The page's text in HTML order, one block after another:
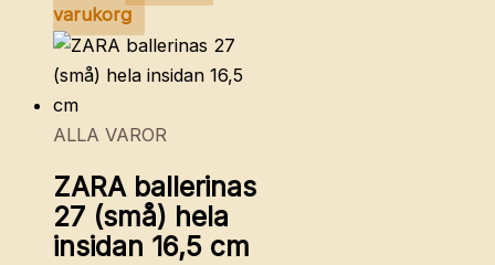
varukorg
ALLA VAROR
ZARA ballerinas
27 (små) hela
insidan 16,5 cm